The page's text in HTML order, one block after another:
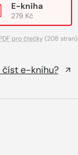
E-kniha
279 Kč
PDF pro čtečky(208 stran)
číst e-knihu?